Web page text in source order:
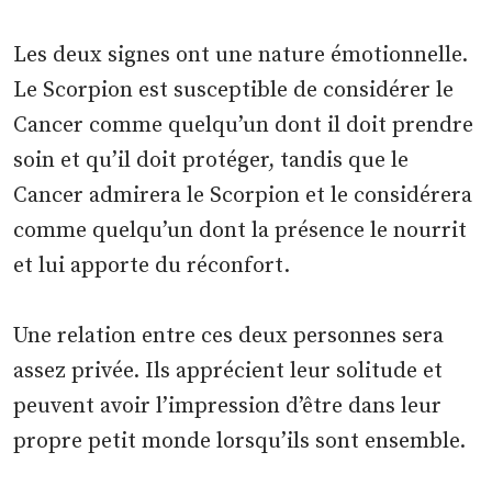
Les deux signes ont une nature émotionnelle.
Le Scorpion est susceptible de considérer le
Cancer comme quelqu’un dont il doit prendre
soin et qu’il doit protéger, tandis que le
Cancer admirera le Scorpion et le considérera
comme quelqu’un dont la présence le nourrit
et lui apporte du réconfort.
Une relation entre ces deux personnes sera
assez privée. Ils apprécient leur solitude et
peuvent avoir l’impression d’être dans leur
propre petit monde lorsqu’ils sont ensemble.